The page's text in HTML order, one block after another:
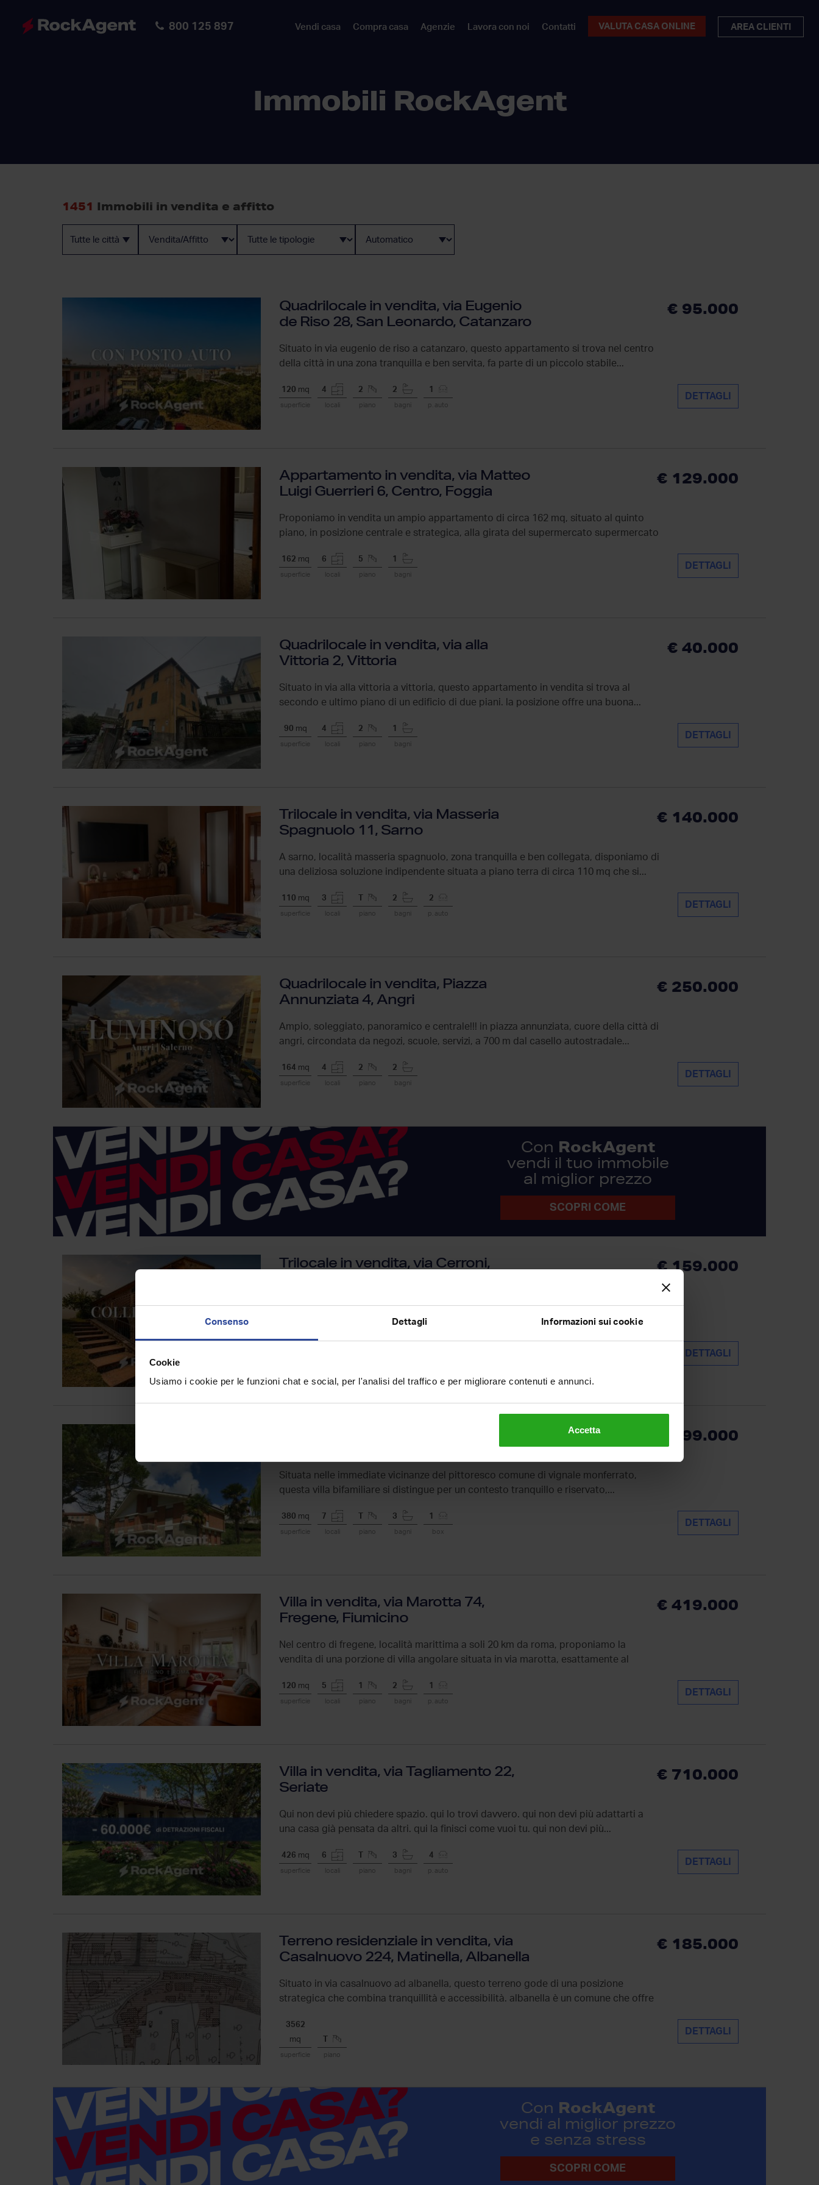
Consenso Dettagli Informazioni sui cookie
Cookie
Usiamo i cookie per le funzioni chat e social, per l'analisi del traffico e per migliorare contenuti e annunci.
Accetta
800 125 897 Vendi casa Compra casa Agenzie Lavora con noi Contatti VALUTA CASA ONLINE AREA CLIENTI
Immobili RockAgent
1451 Immobili in vendita e affitto
Tutte le città
Quadrilocale in vendita, via Eugenio
de Riso 28, San Leonardo, Catanzaro
€ 95.000
Situato in via eugenio de riso a catanzaro, questo appartamento si trova nel centro
della città in una zona tranquilla e ben servita, fa parte di un piccolo stabile...
120 mq
superficie
4
locali
2
piano
2
bagni
1
p. auto
DETTAGLI
Appartamento in vendita, via Matteo
Luigi Guerrieri 6, Centro, Foggia
€ 129.000
Proponiamo in vendita un ampio appartamento di circa 162 mq, situato al quinto
piano, in posizione centrale e strategica, alla girata del supermercato supermercato
162 mq
superficie
6
locali
5
piano
1
bagni
DETTAGLI
Quadrilocale in vendita, via alla
Vittoria 2, Vittoria
€ 40.000
Situato in via alla vittoria a vittoria, questo appartamento in vendita si trova al
secondo e ultimo piano di un edificio di due piani. la posizione offre una buona...
90 mq
superficie
4
locali
2
piano
1
bagni
DETTAGLI
Trilocale in vendita, via Masseria
Spagnuolo 11, Sarno
€ 140.000
A sarno, località masseria spagnuolo, zona tranquilla e ben collegata, disponiamo di
una deliziosa soluzione indipendente situata a piano terra di circa 110 mq che si...
110 mq
superficie
3
locali piano
2
bagni
2
p. auto
DETTAGLI
Quadrilocale in vendita, Piazza
Annunziata 4, Angri
€ 250.000
Ampio, soleggiato, panoramico e centrale!!! in piazza annunziata, cuore della città di
angri, circondata da negozi, scuole, servizi, a 700 m dal casello autostradale...
164 mq
superficie
4
locali
2
piano
2
bagni
DETTAGLI
Con RockAgent
vendi il tuo immobile
al miglior prezzo
SCOPRI COME
Trilocale in vendita, via Cerroni,
€ 159.000
Proponiamo in vendita in esclusiva un appartamento di circa 64 mq immerso nelle
colline toscane di montaione all'interno del prestigioso resort castellare di tonda,
DETTAGLI
€ 299.000
Situata nelle immediate vicinanze del pittoresco comune di vignale monferrato,
questa villa bifamiliare si distingue per un contesto tranquillo e riservato,...
380 mq
superficie
7
locali piano
3
bagni
1
box
DETTAGLI
Villa in vendita, via Marotta 74,
Fregene, Fiumicino
€ 419.000
Nel centro di fregene, località marittima a soli 20 km da roma, proponiamo la
vendita di una porzione di villa angolare situata in via marotta, esattamente al
120 mq
superficie
5
locali
1
piano
2
bagni
1
p. auto
DETTAGLI
Villa in vendita, via Tagliamento 22,
Seriate
€ 710.000
Qui non devi più chiedere spazio. qui lo trovi davvero. qui non devi più adattarti a
una casa già pensata da altri. qui la finisci come vuoi tu. qui non devi più...
426 mq
superficie
6
locali piano
3
bagni
4
p. auto
DETTAGLI
Terreno residenziale in vendita, via
Casalnuovo 224, Matinella, Albanella
€ 185.000
Situato in via casalnuovo ad albanella, questo terreno gode di una posizione
strategica che combina tranquillità e accessibilità. albanella è un comune che offre
3562
mq
superficie piano
DETTAGLI
Con RockAgent
vendi al miglior prezzo
e senza stress
SCOPRI COME